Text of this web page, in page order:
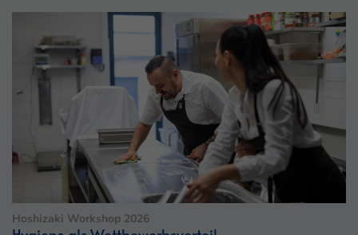
Hoshizaki Workshop 2026